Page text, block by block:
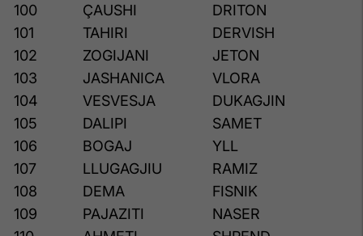
100
ÇAUSHI
DRITON
101
TAHIRI
DERVISH
102
ZOGIJANI
JETON
103
JASHANICA
VLORA
104
VESVESJA
DUKAGJIN
105
DALIPI
SAMET
106
BOGAJ
YLL
107
LLUGAGJIU
RAMIZ
108
DEMA
FISNIK
109
PAJAZITI
NASER